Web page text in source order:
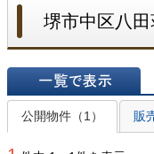
堺市中区八
一覧で表示
公開物件（1）
販